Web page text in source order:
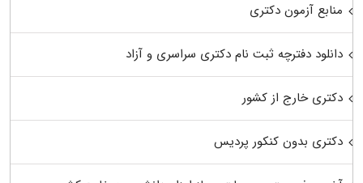
منابع آزمون دکتری
دانلود دفترچه ثبت نام دکتری سراسری و آزاد
دکتری خارج از کشور
دکتری بدون کنکور پردیس